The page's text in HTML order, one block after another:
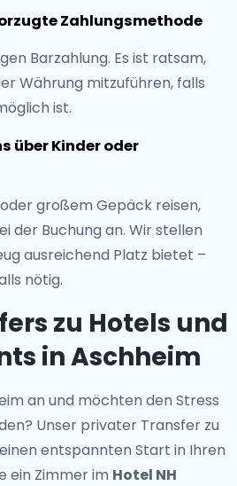
Zahlungsmethode
Barzahlung. Es ist ratsam,
Währung mitzuführen, falls
ist.
über Kinder oder
großem Gepäck reisen,
der Buchung an. Wir stellen
ausreichend Platz bietet –
nötig.
zu Hotels und
in Aschheim
an und möchten den Stress
Unser privater Transfer zu
entspannten Start in Ihren
ein Zimmer im Hotel NH